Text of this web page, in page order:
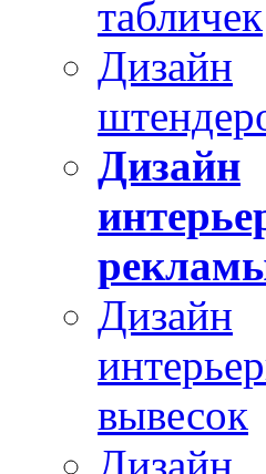
табличек
Дизайн
Дизайн
Дизайн
вывесок
Дизайн